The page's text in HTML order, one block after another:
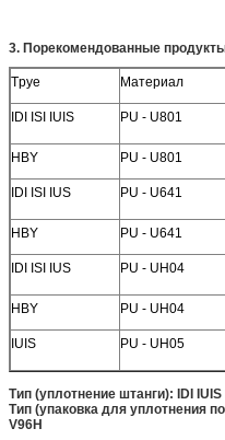
3. Порекомендованные
Tpye Материал
IDI ISI IUIS PU - U801
HBY PU - U801
IDI ISI IUS PU - U641
HBY
PU - U641
IDI ISI IUS PU - UH04
HBY PU - UH04
IUIS PU - UH05
Тип (уплотнение штанги): IDI
Тип (упаковка для уплотнения
V96H